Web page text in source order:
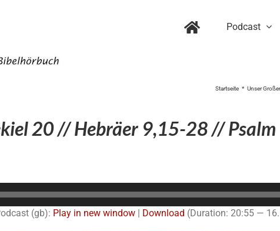
Podcast
Startseite Unser
20 // Hebräer 9,15-28 //
Audio-
(gb): Play in new window| Download (Duration: 20:55 —